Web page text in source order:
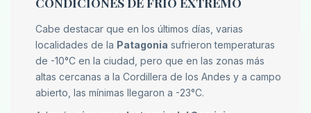
Cabe destacar que en los últimos días, varias
localidades de la Patagonia sufrieron temperaturas
de -10°C en la ciudad, pero que en las zonas más
altas cercanas a la Cordillera de los Andes y a campo
abierto, las mínimas llegaron a -23°C.